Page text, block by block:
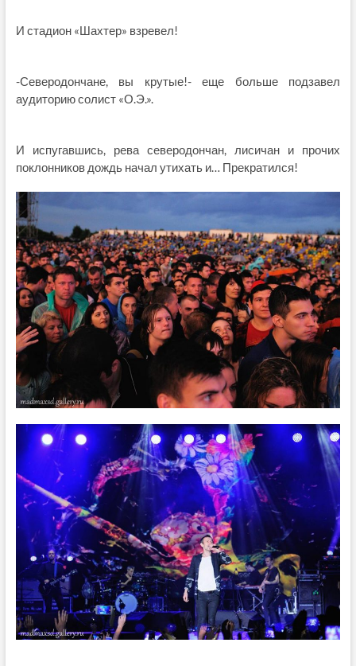
И стадион «Шахтер» взревел!
-Северодончане, вы крутые!- еще больше подзавел
аудиторию солист «О.Э.».
И испугавшись, рева северодончан, лисичан и прочих
поклонников дождь начал утихать и… Прекратился!